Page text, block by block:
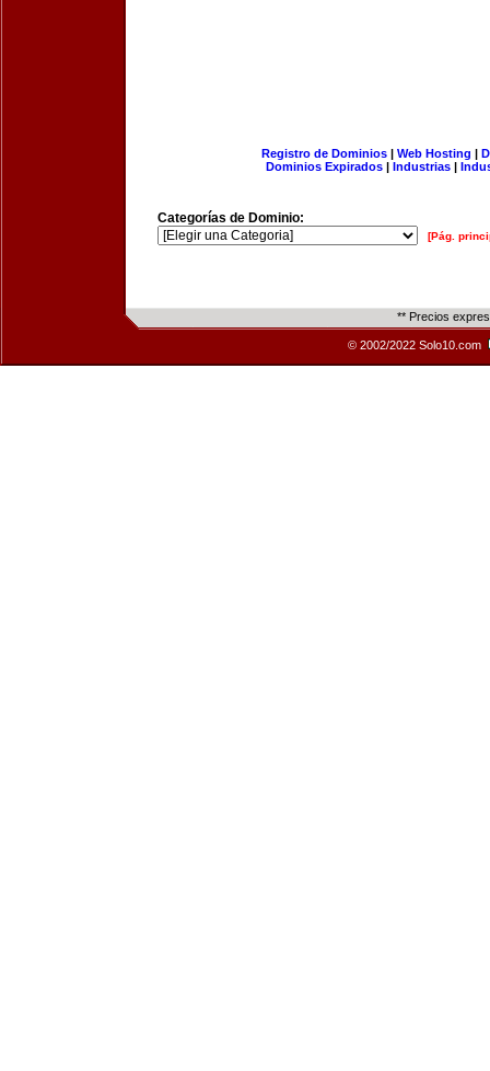
Registro de Dominios| Web Hosting |
Dominios Expirados | Industrias |
Categorías de Dominio:
[Pág.
** Precios
© 2002/2022 Solo10.com